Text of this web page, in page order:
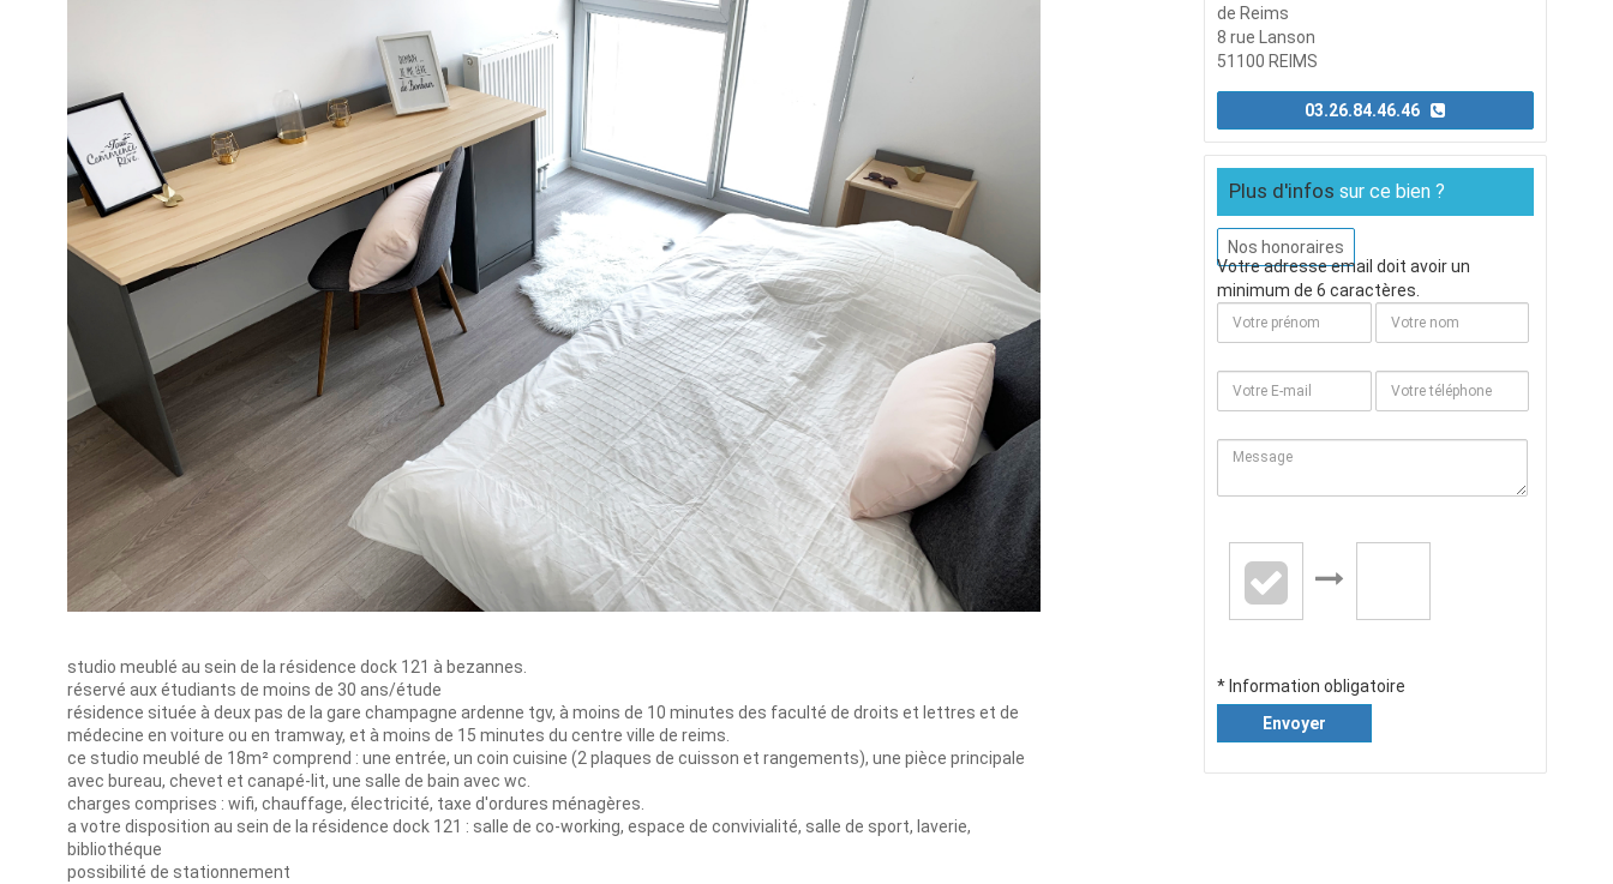
studio meublé au sein de la résidence dock 121 à bezannes.
réservé aux étudiants de moins de 30 ans/étude
résidence située à deux pas de la gare champagne ardenne tgv, à moins de 10 minutes des faculté de droits et lettres et de
médecine en voiture ou en tramway, et à moins de 15 minutes du centre ville de reims.
ce studio meublé de 18m² comprend : une entrée, un coin cuisine (2 plaques de cuisson et rangements), une pièce principale
avec bureau, chevet et canapé-lit, une salle de bain avec wc.
charges comprises : wifi, chauffage, électricité, taxe d'ordures ménagères.
a votre disposition au sein de la résidence dock 121 : salle de co-working, espace de convivialité, salle de sport, laverie,
bibliothéque
possibilité de stationnement
de Reims
8 rue Lanson
51100 REIMS
03.26.84.46.46
Plus d'infos sur ce bien ?
Nos honoraires
Votre adresse email doit avoir un
minimum de 6 caractères.
* Information obligatoire
Envoyer